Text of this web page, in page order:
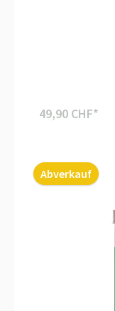
49,90 CHF*
Abverkauf